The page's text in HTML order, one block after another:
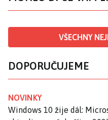
VŠECHNY
DOPORUČUJEME
NOVINKY
Windows 10 žije dál: